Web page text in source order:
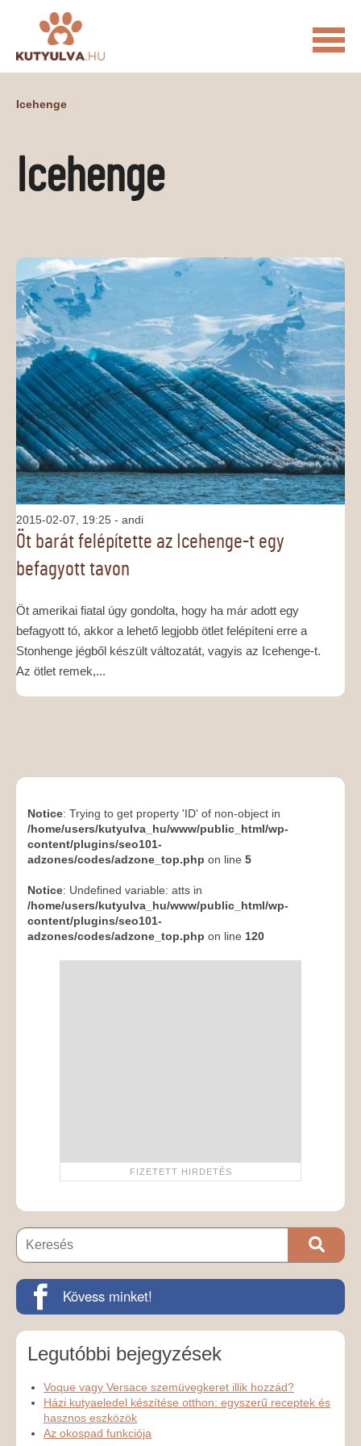
KUTYULVA – HÍREK
CUKI ÉLETKÉPEK
ÁLLATI ELEDELEK ÁLLATI FELSZERELÉSEK
ÁLLATI SZOLGÁLTATÁSOK
PR CIKKEK
MÉDIAAJÁNLAT
KAPCSOLAT
Icehenge
Icehenge
2015-02-07, 19:25 - andi
Öt barát felépítette az Icehenge-t egy
befagyott tavon
Öt amerikai fiatal úgy gondolta, hogy ha már adott egy
befagyott tó, akkor a lehető legjobb ötlet felépíteni erre a
Stonhenge jégből készült változatát, vagyis az Icehenge-t.
Az ötlet remek,...
Notice: Trying to get property 'ID' of non-object in
/home/users/kutyulva_hu/www/public_html/wp-
content/plugins/seo101-
adzones/codes/adzone_top.php on line 5
Notice: Undefined variable: atts in
/home/users/kutyulva_hu/www/public_html/wp-
content/plugins/seo101-
adzones/codes/adzone_top.php on line 120
Kövess minket!
Legutóbbi bejegyzések
Voque vagy Versace szemüvegkeret illik hozzád?
Házi kutyaeledel készítése otthon: egyszerű receptek és
hasznos eszközök
Az okospad funkciója